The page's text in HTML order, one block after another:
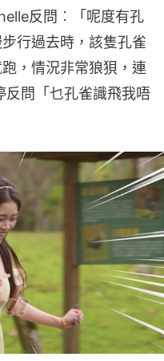
反問︰「呢度有孔
行過去時，該隻孔雀
，情況非常狼狽，連
反問「乜孔雀識飛我唔